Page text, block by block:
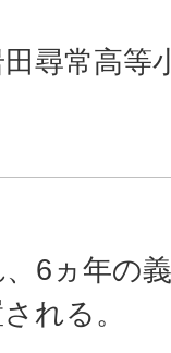
尋常高等
6ヵ年の
れる。